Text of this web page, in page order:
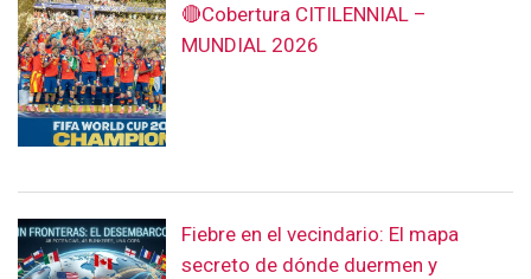
🔴Cobertura CITILENNIAL –
MUNDIAL 2026
Fiebre en el vecindario: El mapa
secreto de dónde duermen y